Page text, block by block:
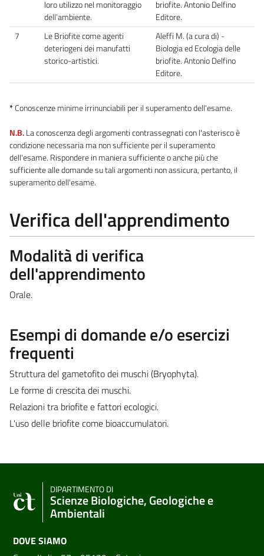
loro utilizzo nel monitoraggio
dell’ambiente.
briofite. Antonio Delfino
Editore.
7
Le Briofite come agenti
deteriogeni dei manufatti
storico-artistici.
Aleffi M. (a cura di) -
Biologia ed Ecologia delle
briofite. Antonio Delfino
Editore.
*Conoscenze minime irrinunciabili per il superamento dell'esame.
N.B.La conoscenza degli argomenti contrassegnati con l'asterisco è
condizione necessaria ma non sufficiente per il superamento
dell'esame. Rispondere in maniera sufficiente o anche più che
sufficiente alle domande su tali argomenti non assicura, pertanto, il
superamento dell'esame.
Verifica dell'apprendimento
Modalità di verifica
dell'apprendimento
Orale.
Esempi di domande e/o esercizi
frequenti
Struttura del gametofito dei muschi (Bryophyta).
Le forme di crescita dei muschi.
Relazioni tra briofite e fattori ecologici.
L'uso delle briofite come bioaccumulatori.
DIPARTIMENTO DI
Scienze Biologiche, Geologiche e
Ambientali
DOVE SIAMO